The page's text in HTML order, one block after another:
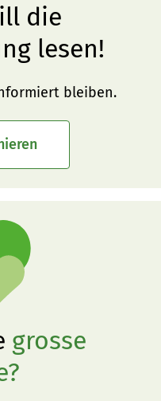
die
lesen!
bleiben.
grosse